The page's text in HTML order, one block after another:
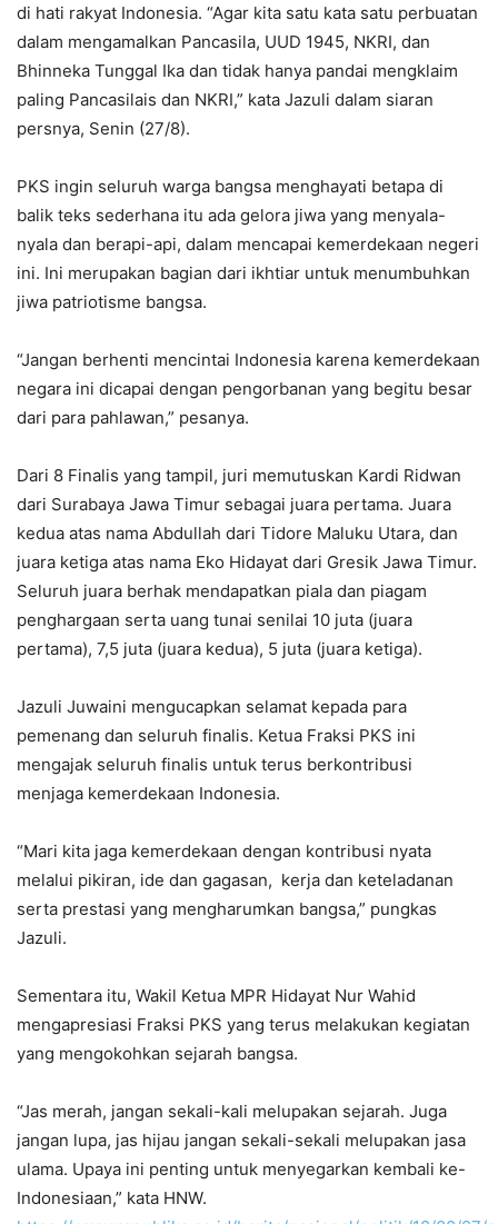
di hati rakyat Indonesia. “Agar kita satu kata satu perbuatan
dalam mengamalkan Pancasila, UUD 1945, NKRI, dan
Bhinneka Tunggal Ika dan tidak hanya pandai mengklaim
paling Pancasilais dan NKRI,” kata Jazuli dalam siaran
persnya, Senin (27/8).
PKS ingin seluruh warga bangsa menghayati betapa di
balik teks sederhana itu ada gelora jiwa yang menyala-
nyala dan berapi-api, dalam mencapai kemerdekaan negeri
ini. Ini merupakan bagian dari ikhtiar untuk menumbuhkan
jiwa patriotisme bangsa.
“Jangan berhenti mencintai Indonesia karena kemerdekaan
negara ini dicapai dengan pengorbanan yang begitu besar
dari para pahlawan,” pesanya.
Dari 8 Finalis yang tampil, juri memutuskan Kardi Ridwan
dari Surabaya Jawa Timur sebagai juara pertama. Juara
kedua atas nama Abdullah dari Tidore Maluku Utara, dan
juara ketiga atas nama Eko Hidayat dari Gresik Jawa Timur.
Seluruh juara berhak mendapatkan piala dan piagam
penghargaan serta uang tunai senilai 10 juta (juara
pertama), 7,5 juta (juara kedua), 5 juta (juara ketiga).
Jazuli Juwaini mengucapkan selamat kepada para
pemenang dan seluruh finalis. Ketua Fraksi PKS ini
mengajak seluruh finalis untuk terus berkontribusi
menjaga kemerdekaan Indonesia.
“Mari kita jaga kemerdekaan dengan kontribusi nyata
melalui pikiran, ide dan gagasan, kerja dan keteladanan
serta prestasi yang mengharumkan bangsa,” pungkas
Jazuli.
Sementara itu, Wakil Ketua MPR Hidayat Nur Wahid
mengapresiasi Fraksi PKS yang terus melakukan kegiatan
yang mengokohkan sejarah bangsa.
“Jas merah, jangan sekali-kali melupakan sejarah. Juga
jangan lupa, jas hijau jangan sekali-sekali melupakan jasa
ulama. Upaya ini penting untuk menyegarkan kembali ke-
Indonesiaan,” kata HNW.